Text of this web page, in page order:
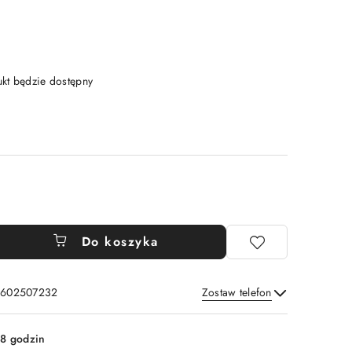
będzie dostępny
Do koszyka
Zostaw telefon
Wyślij
godzin